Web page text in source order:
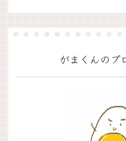
がまくんのプ